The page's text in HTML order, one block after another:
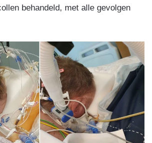
behandeld, met alle gevolgen